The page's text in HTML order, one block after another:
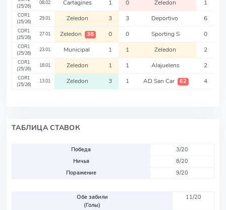
(25/26)
08.02 Cartagines 1 0 Zeledon 1
COR1
(25/26)
29.01 Zeledon 3 3 Deportivo 6
COR1
(25/26)
27.01 Zeledon 38 0 0 Sporting S 0
COR1
(25/26)
23.01 Municipal 1 1 Zeledon 2
COR1
(25/26)
18.01 Zeledon 1 1 Alajuelens 2
COR1
(25/26)
13.01 Zeledon 3 1 AD San Car 62 4
ТАБЛИЦА СТАВОК
Победа
3/20
Ничья
8/20
Поражение
9/20
Обе забили
(Голы)
11/20